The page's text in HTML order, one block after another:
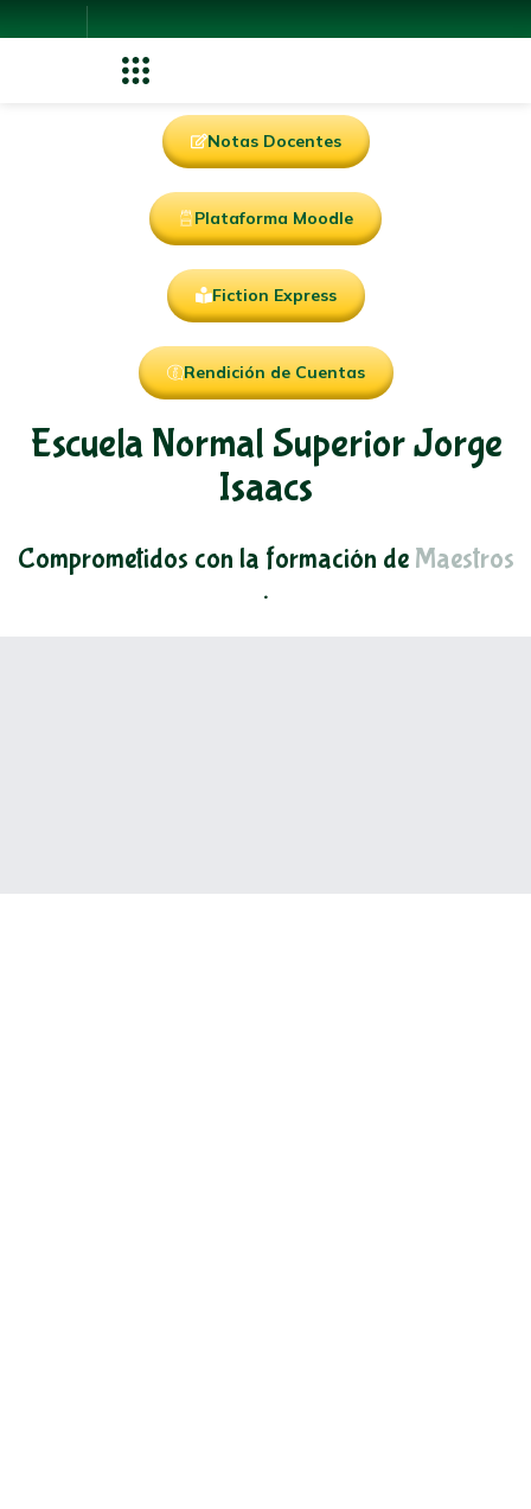
Notas Docentes
Plataforma Moodle
Fiction Express
Rendición de Cuentas
Escuela Normal Superior Jorge
Isaacs
Comprometidos con la formación de Maestros
.